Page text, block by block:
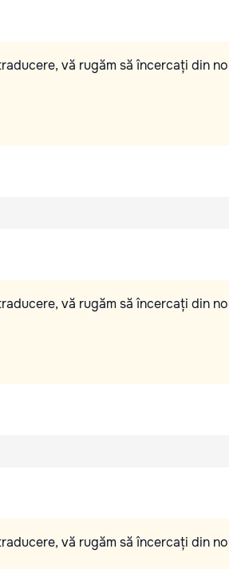
vă rugăm să încercați din
vă rugăm să încercați din
vă rugăm să încercați din